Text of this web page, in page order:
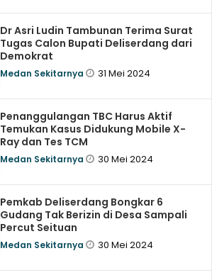
Dr Asri Ludin Tambunan Terima Surat
Tugas Calon Bupati Deliserdang dari
Demokrat
Medan Sekitarnya 31 Mei 2024
Penanggulangan TBC Harus Aktif
Temukan Kasus Didukung Mobile X-
Ray dan Tes TCM
Medan Sekitarnya 30 Mei 2024
Pemkab Deliserdang Bongkar 6
Gudang Tak Berizin di Desa Sampali
Percut Seituan
Medan Sekitarnya 30 Mei 2024